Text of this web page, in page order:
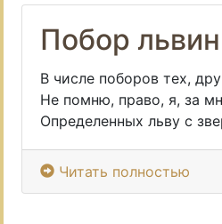
Побор
В числе поборов тех,
Не помню, право, я, за
Определенных льву с
Читать полностью